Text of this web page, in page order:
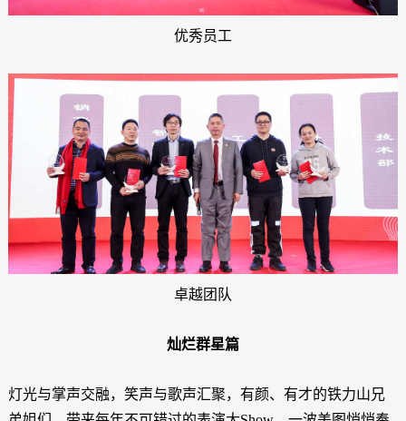
优秀员工
卓越团队
灿烂群星篇
灯光与掌声交融，笑声与歌声汇聚，有颜、有才的铁力山兄